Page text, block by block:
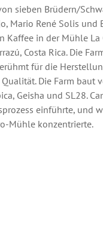
sieben Brüdern/
Mario René Solis und
Kaffee in der Mühle
Costa Rica. Die
für die
Die Farm baut
Geisha und SL28.
einführte, und
Mühle konzentrierte.